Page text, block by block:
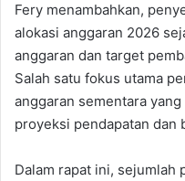
Fery menambahkan,
alokasi anggaran 2026
anggaran dan target
Salah satu fokus utama
anggaran sementara
proyeksi pendapatan dan
Dalam rapat ini, sejumlah